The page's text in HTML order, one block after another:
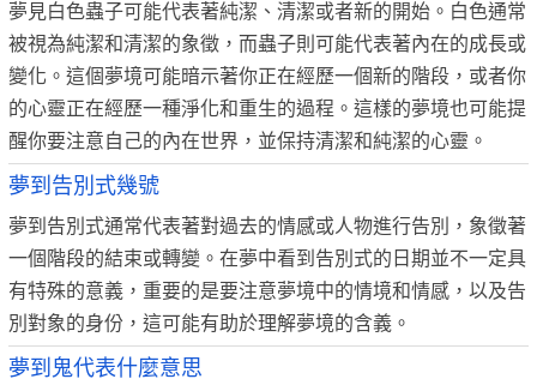
夢見白色蟲子可能代表著純潔、清潔或者新的開始。白色通常
被視為純潔和清潔的象徵，而蟲子則可能代表著內在的成長或
變化。這個夢境可能暗示著你正在經歷一個新的階段，或者你
的心靈正在經歷一種淨化和重生的過程。這樣的夢境也可能提
醒你要注意自己的內在世界，並保持清潔和純潔的心靈。
夢到告別式幾號
夢到告別式通常代表著對過去的情感或人物進行告別，象徵著
一個階段的結束或轉變。在夢中看到告別式的日期並不一定具
有特殊的意義，重要的是要注意夢境中的情境和情感，以及告
別對象的身份，這可能有助於理解夢境的含義。
夢到鬼代表什麼意思